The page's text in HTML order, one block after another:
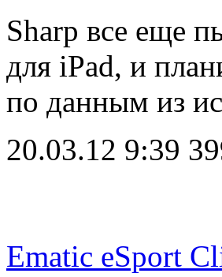
Sharp все еще
для iPad, и
по данным из
20.03.12 9:39
Ematic eSport